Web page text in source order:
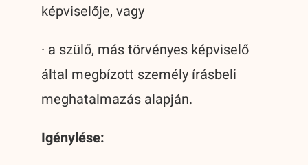
képviselője, vagy
· a szülő, más törvényes képviselő
által megbízott személy írásbeli
meghatalmazás alapján.
Igénylése: